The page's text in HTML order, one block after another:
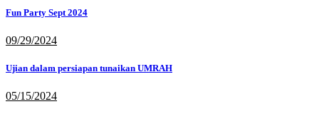
Fun Party Sept 2024
09/29/2024
Ujian dalam persiapan tunaikan UMRAH
05/15/2024